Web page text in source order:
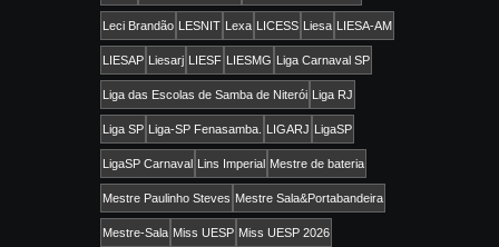
Leci Brandão LESNIT Lexa LICESS Liesa LIESA-AM
LIESAP Liesarj LIESF LIESMG Liga Carnaval SP
Liga das Escolas de Samba de Niterói Liga RJ
Liga SP Liga-SP Fenasamba. LIGARJ LigaSP
LigaSP Carnaval Lins Imperial Mestre de bateria
Mestre Paulinho Steves Mestre Sala&Portabandeira
Mestre-Sala Miss UESP Miss UESP 2026